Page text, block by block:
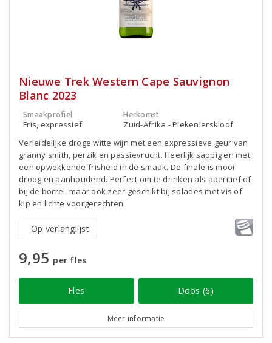
Nieuwe Trek Western Cape Sauvignon
Blanc 2023
Smaakprofiel
Fris, expressief
Herkomst
Zuid-Afrika - Piekenierskloof
Verleidelijke droge witte wijn met een expressieve geur van
granny smith, perzik en passievrucht. Heerlijk sappig en met
een opwekkende frisheid in de smaak. De finale is mooi
droog en aanhoudend. Perfect om te drinken als aperitief of
bij de borrel, maar ook zeer geschikt bij salades met vis of
kip en lichte voorgerechten.
Op verlanglijst
9,95 per fles
Fles Doos (6)
Meer informatie